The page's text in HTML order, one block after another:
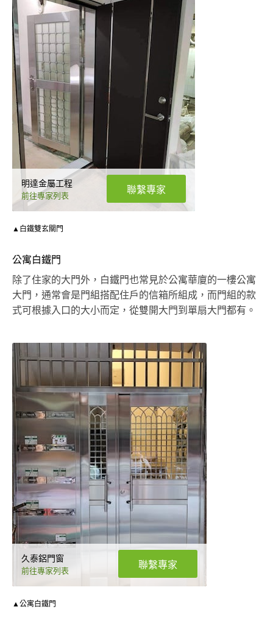
明達金屬工程
前往專家列表
聯繫專家
▲白鐵雙玄關門
公寓白鐵門
除了住家的大門外，白鐵門也常見於公寓華廈的一樓公寓
大門，通常會是門組搭配住戶的信箱所組成，而門組的款
式可根據入口的大小而定，從雙開大門到單扇大門都有。
久泰鋁門窗
前往專家列表
聯繫專家
▲公寓白鐵門